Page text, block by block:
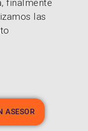
finalmente
las
ASESOR